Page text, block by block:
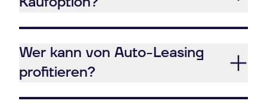
Wer kann von Auto-Leasing
profitieren?